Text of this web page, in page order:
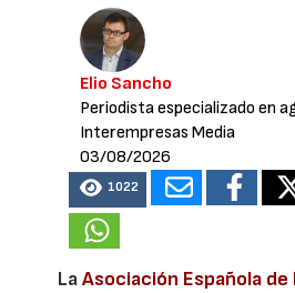
Elio Sancho
Periodista especializado en
Interempresas Media
03/08/2026
1022
LaAsociación Española de